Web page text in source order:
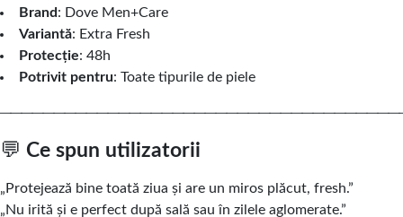
Brand: Dove Men+Care
Variantă: Extra Fresh
Protecție: 48h
Potrivit pentru: Toate tipurile de piele
💬 Ce spun utilizatorii
„Protejează bine toată ziua și are un miros plăcut, fresh.”
„Nu irită și e perfect după sală sau în zilele aglomerate.”